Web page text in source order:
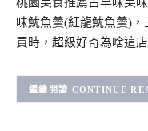
味魷魚羹(紅龍魷魚羹)
買時，超級好奇為啥這
CONTINUE